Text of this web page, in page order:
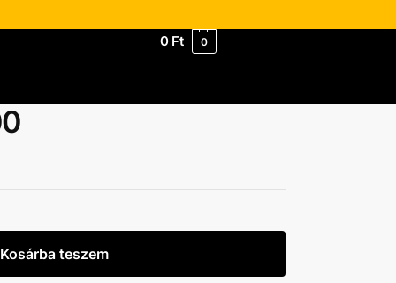
0 Ft 0
Kosárba teszem